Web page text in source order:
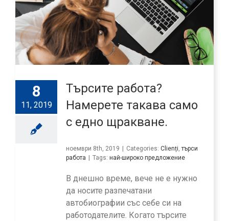
8
11, 2019
Търсите работа?
Намерете такава само
с едно щракване.
ноември 8th, 2019 Categories: Clienți,търси
работа
Tags: най-широко предложение
В днешно време, вече не е нужно
да носите разпечатани
автобиографии със себе си на
работодателите. Когато търсите